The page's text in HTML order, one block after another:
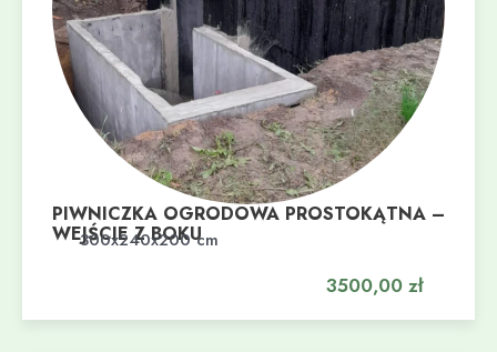
PIWNICZKA OGRODOWA PROSTOKĄTNA –
WEJŚCIE Z BOKU
300x240x200 cm
3500,00 zł
Dodaj do koszyka